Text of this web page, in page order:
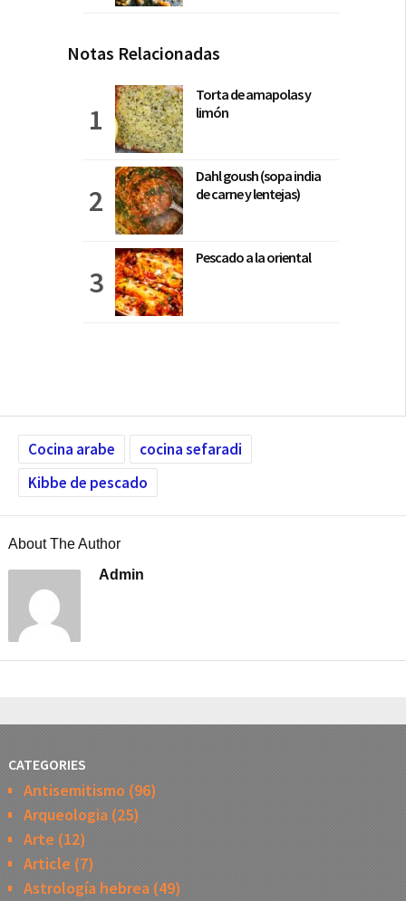
Notas Relacionadas
Torta de amapolas y
limón
Dahl goush (sopa india
de carne y lentejas)
Pescado a la oriental
Cocina arabe
cocina sefaradi
Kibbe de pescado
About The Author
Admin
CATEGORIES
Antisemitismo (96)
Arqueologia(25)
Arte (12)
Article (7)
Astrología hebrea(49)